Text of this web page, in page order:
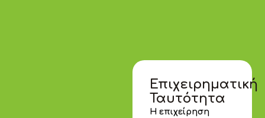
Επιχειρηματική
Ταυτότητα
Η επιχείρηση